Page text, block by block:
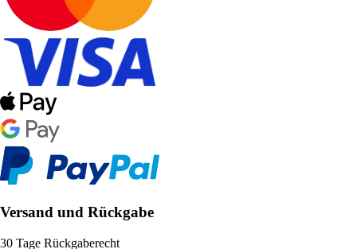
Versand und Rückgabe
30 Tage Rückgaberecht